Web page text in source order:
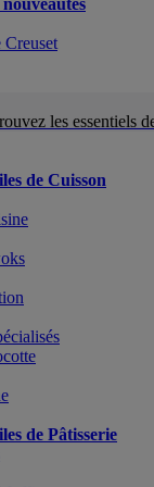
Creuset
les essentiels
de Cuisson
de Pâtisserie